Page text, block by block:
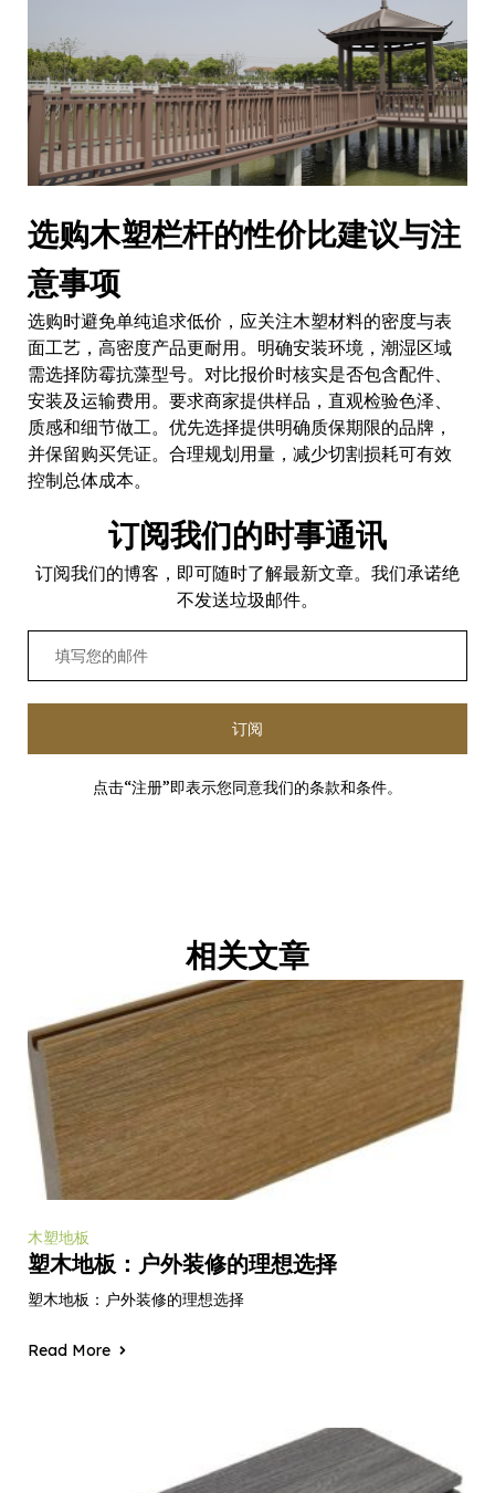
选购木塑栏杆的性价比建议与注
意事项
选购时避免单纯追求低价，应关注木塑材料的密度与表
面工艺，高密度产品更耐用。明确安装环境，潮湿区域
需选择防霉抗藻型号。对比报价时核实是否包含配件、
安装及运输费用。要求商家提供样品，直观检验色泽、
质感和细节做工。优先选择提供明确质保期限的品牌，
并保留购买凭证。合理规划用量，减少切割损耗可有效
控制总体成本。
订阅我们的时事通讯
订阅我们的博客，即可随时了解最新文章。我们承诺绝
不发送垃圾邮件。
订阅
点击“注册”即表示您同意我们的条款和条件。
相关文章
木塑地板
塑木地板：户外装修的理想选择
塑木地板：户外装修的理想选择
Read More